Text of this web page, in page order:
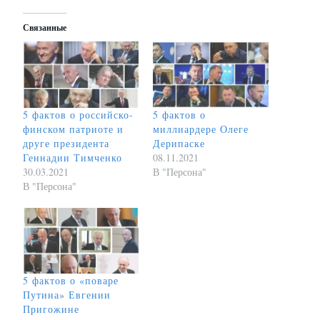
Связанные
5 фактов о российско-
финском патриоте и
друге президента
Геннадии Тимченко
30.03.2021
В "Персона"
5 фактов о
миллиардере Олеге
Дерипаске
08.11.2021
В "Персона"
5 фактов о «поваре
Путина» Евгении
Пригожине